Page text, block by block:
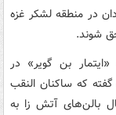
در منطقه لشکر غزه
شوند.
بن گویر» در
که ساکنان النقب
بالن‌های آتش زا به